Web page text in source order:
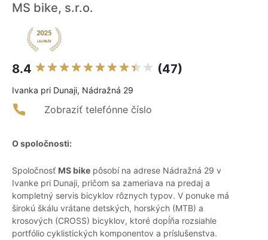
MS bike, s.r.o.
8.4 (47)
Ivanka pri Dunaji, Nádražná 29
Zobraziť telefónne číslo
O spoločnosti:
Spoločnosť MS bike pôsobí na adrese Nádražná 29 v
Ivanke pri Dunaji, pričom sa zameriava na predaj a
kompletný servis bicyklov rôznych typov. V ponuke má
širokú škálu vrátane detských, horských (MTB) a
krosových (CROSS) bicyklov, ktoré dopĺňa rozsiahle
portfólio cyklistických komponentov a príslušenstva.